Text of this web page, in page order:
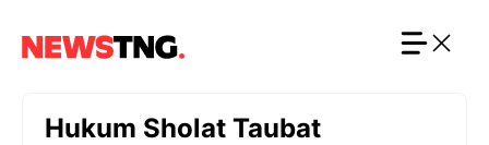
Hukum Sholat Taubat